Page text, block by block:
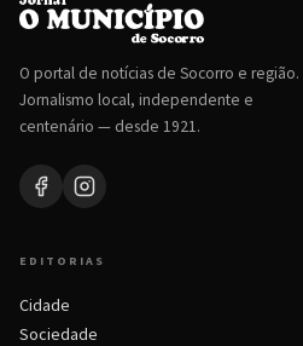
O portal de notícias de Socorro e região.
Jornalismo local, independente e
centenário — desde 1921.
EDITORIAS
Cidade
Sociedade